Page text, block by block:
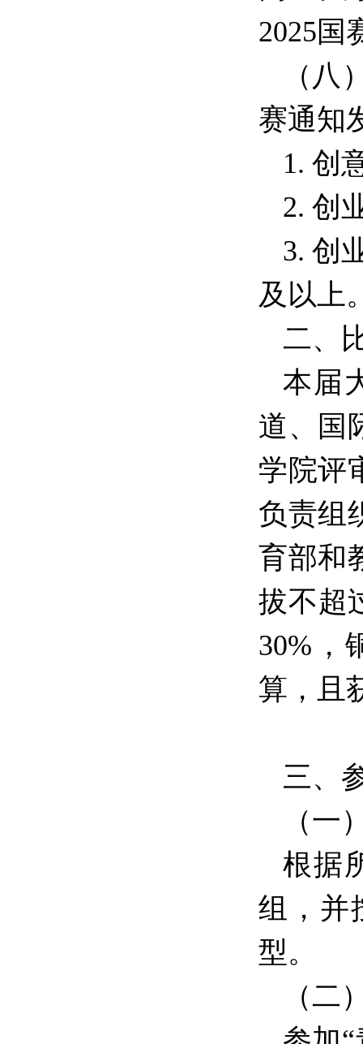
2025国
（
赛通知
1. 创
2. 创
3. 创
及以上
二、
本届
道、国
学院评
负责组
育部和
拔不超
30%，
算，且
三、
（一
根据
组，并
型。
（二